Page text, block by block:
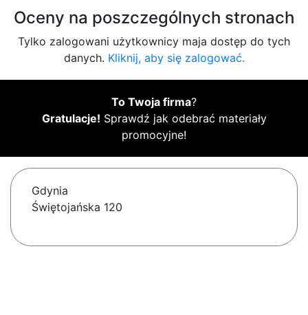
Oceny na poszczególnych stronach
Tylko zalogowani użytkownicy maja dostęp do tych
danych. Kliknij, aby się zalogować.
To Twoja firma?
Gratulacje! Sprawdź jak odebrać materiały
promocyjne!
Gdynia
Świętojańska 120